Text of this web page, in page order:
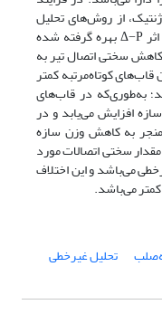
از روش‌های تحلیل
استاتیکی خطی و غیرخطی با در نظر گرفتن اثر Δ−P بهره گرفته شده
سختی اتصال تیر به
کوتاه‌مرتبه کمتر
به‌طوری‌که در قاب‌های
افزایش می‌یابد و در
به کاهش وزن سازه
سختی اتصالات مورد
می‌باشد و این اختلاف
کمتر می‌باشد.
تحلیل غیرخطی